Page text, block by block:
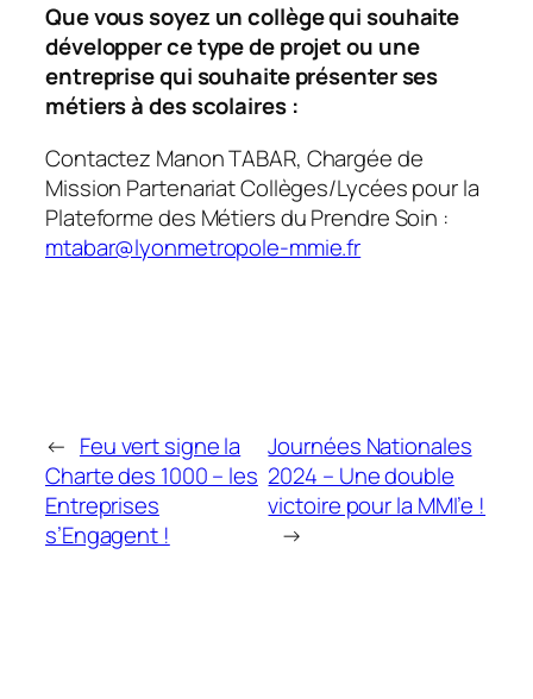
Que vous soyez un collège qui souhaite
développer ce type de projet ou une
entreprise qui souhaite présenter ses
métiers à des scolaires :
Contactez Manon TABAR, Chargée de
Mission Partenariat Collèges/Lycées pour la
Plateforme des Métiers du Prendre Soin :
mtabar@lyonmetropole-mmie.fr
← Feu vert signe la
Charte des 1000 – les
Entreprises
s’Engagent !
Journées Nationales
2024 – Une double
victoire pour la MMI’e !
→